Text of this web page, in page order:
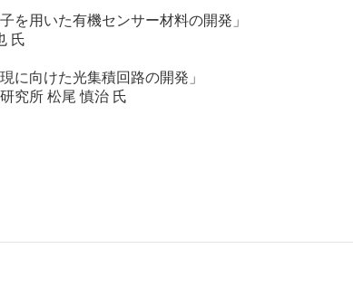
を用いた有機センサー材料の開発」
氏
に向けた光集積回路の開発」
究所 松尾 慎治 氏